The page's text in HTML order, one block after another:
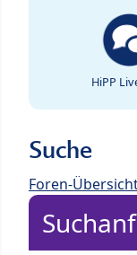
HiPP
Suche
Foren-